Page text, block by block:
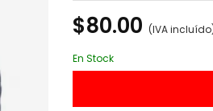
$80.00 (IVA
En Stock